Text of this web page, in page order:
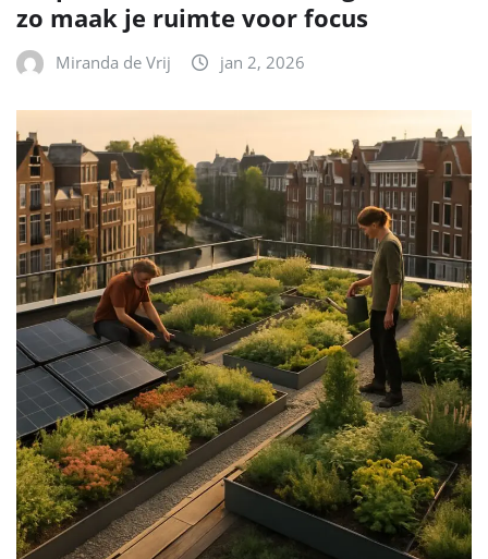
zo maak je ruimte voor focus
Miranda de Vrij jan 2, 2026